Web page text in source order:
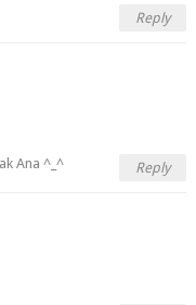
Reply
Ana ^_^ Reply